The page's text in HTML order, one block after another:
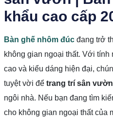
khẩu cao cấp
Bàn ghế nhôm đúc đang trở
không gian ngoại thất. Với
cao và kiểu dáng hiện đại,
tuyệt vời để trang trí sân vườn
ngôi nhà. Nếu bạn đang tìm
cho không gian ngoại thất của